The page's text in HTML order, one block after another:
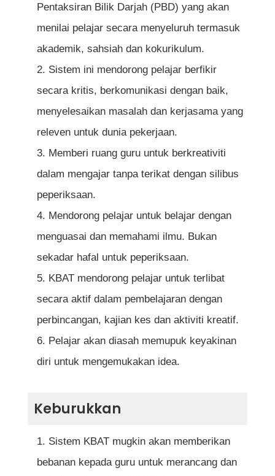
Pentaksiran Bilik Darjah (PBD) yang akan
menilai pelajar secara menyeluruh termasuk
akademik, sahsiah dan kokurikulum.
Sistem ini mendorong pelajar berfikir
secara kritis, berkomunikasi dengan baik,
menyelesaikan masalah dan kerjasama yang
releven untuk dunia pekerjaan.
Memberi ruang guru untuk berkreativiti
dalam mengajar tanpa terikat dengan silibus
peperiksaan.
Mendorong pelajar untuk belajar dengan
menguasai dan memahami ilmu. Bukan
sekadar hafal untuk peperiksaan.
KBAT mendorong pelajar untuk terlibat
secara aktif dalam pembelajaran dengan
perbincangan, kajian kes dan aktiviti kreatif.
Pelajar akan diasah memupuk keyakinan
diri untuk mengemukakan idea.
Keburukkan
Sistem KBAT mugkin akan memberikan
bebanan kepada guru untuk merancang dan